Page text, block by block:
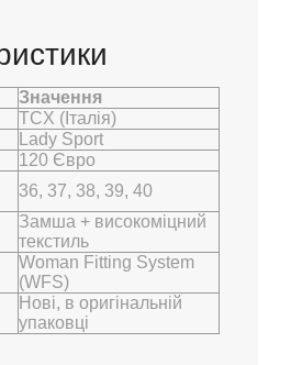
Значення
TCX (Італія)
Lady Sport
120 Євро
36, 37, 38, 39, 40
Замша + високоміцний
текстиль
Woman Fitting System
(WFS)
Нові, в оригінальній
упаковці